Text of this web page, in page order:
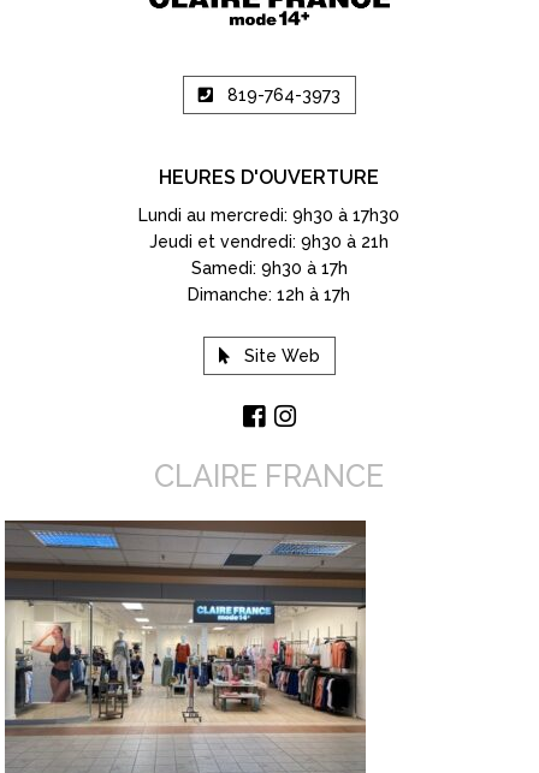
819-764-3973
HEURES D'OUVERTURE
Lundi au mercredi: 9h30 à 17h30
Jeudi et vendredi: 9h30 à 21h
Samedi: 9h30 à 17h
Dimanche: 12h à 17h
Site Web
CLAIRE FRANCE